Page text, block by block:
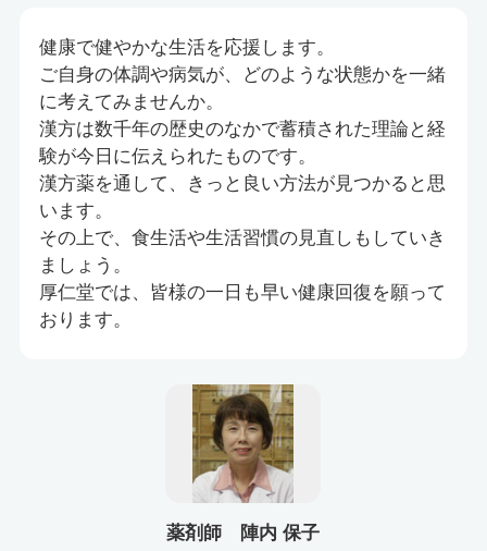
健康で健やかな生活を応援します。
ご自身の体調や病気が、どのような状態かを一緒
に考えてみませんか。
漢方は数千年の歴史のなかで蓄積された理論と経
験が今日に伝えられたものです。
漢方薬を通して、きっと良い方法が見つかると思
います。
その上で、食生活や生活習慣の見直しもしていき
ましょう。
厚仁堂では、皆様の一日も早い健康回復を願って
おります。
薬剤師 陣内 保子